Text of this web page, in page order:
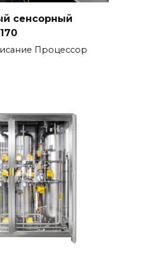
сенсорный
Процессор